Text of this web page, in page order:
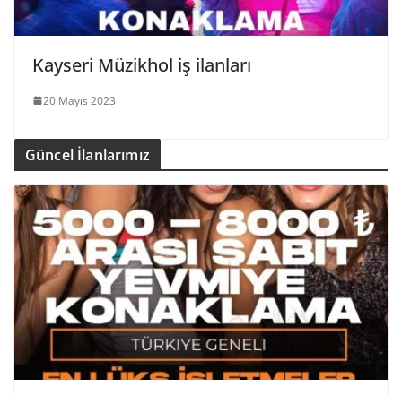
Kayseri Müzikhol iş ilanları
20 Mayıs 2023
Güncel İlanlarımız